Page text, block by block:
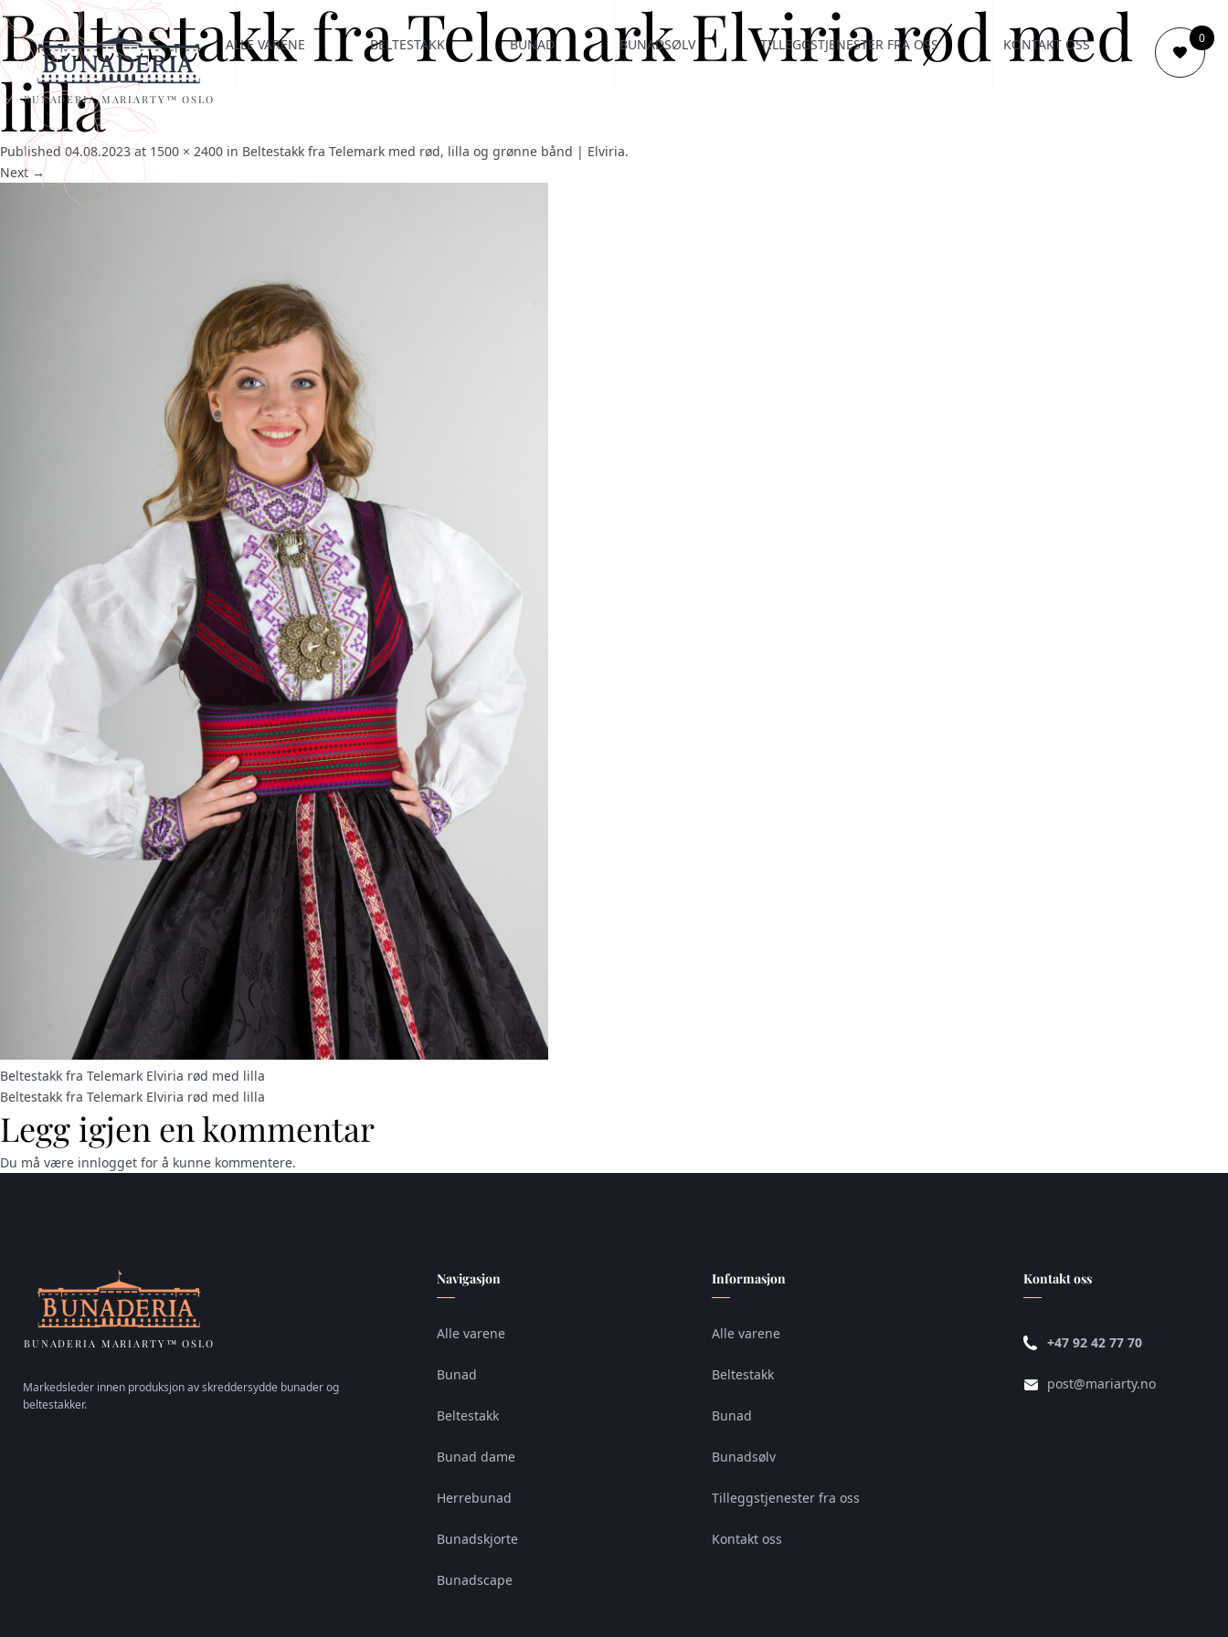
BUNADERIA MARIARTY™ OSLO
ALLE VARENE BELTESTAKK BUNAD BUNADSØLV TILLEGGSTJENESTER FRA OSS KONTAKT OSS 0
Beltestakk fra Telemark Elviria rød med
lilla
Published04.08.2023at 1500 × 2400 in Beltestakk fra Telemark med rød, lilla og grønne bånd | Elviria.
Next →
Beltestakk fra Telemark Elviria rød med lilla
Beltestakk fra Telemark Elviria rød med lilla
Legg igjen en kommentar
Du må være innlogget for å kunne kommentere.
BUNADERIA MARIARTY™ OSLO
Markedsleder innen produksjon av skreddersydde bunader og
beltestakker.
Navigasjon
Alle varene
Bunad
Beltestakk
Bunad dame
Herrebunad
Bunadskjorte
Bunadscape
Informasjon
Alle varene
Beltestakk
Bunad
Bunadsølv
Tilleggstjenester fra oss
Kontakt oss
Kontakt oss
+47 92 42 77 70
post@mariarty.no